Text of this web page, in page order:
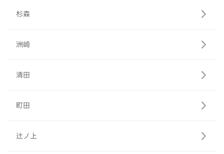
杉森
洲崎
清田
町田
辻ノ上